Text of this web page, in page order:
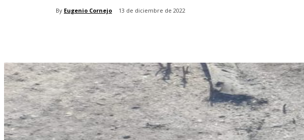
By Eugenio Cornejo 13 de diciembre de 2022